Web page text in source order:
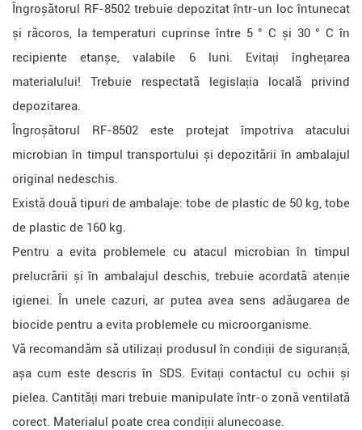
Îngroșătorul RF-8502 trebuie depozitat într-un loc întunecat
și răcoros, la temperaturi cuprinse între 5 ° C și 30 ° C în
recipiente etanșe, valabile 6 luni. Evitați înghețarea
materialului! Trebuie respectată legislația locală privind
depozitarea.
Îngroșătorul RF-8502 este protejat împotriva atacului
microbian în timpul transportului și depozitării în ambalajul
original nedeschis.
Există două tipuri de ambalaje: tobe de plastic de 50 kg, tobe
de plastic de 160 kg.
Pentru a evita problemele cu atacul microbian în timpul
prelucrării și în ambalajul deschis, trebuie acordată atenție
igienei. În unele cazuri, ar putea avea sens adăugarea de
biocide pentru a evita problemele cu microorganisme.
Vă recomandăm să utilizați produsul în condiții de siguranță,
așa cum este descris în SDS. Evitați contactul cu ochii și
pielea. Cantități mari trebuie manipulate într-o zonă ventilată
corect. Materialul poate crea condiții alunecoase.